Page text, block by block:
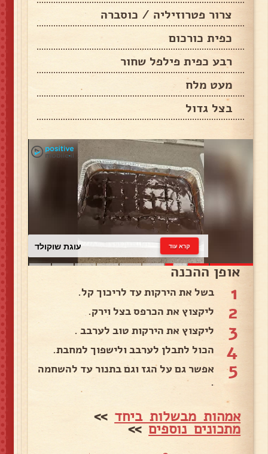
צרור פטרוזיליה / כוסברה
כפית כורכום
רבע כפית פילפל שחור
מעט מלח
בצל גדול
עוגת שוקולד קרא עוד
אופן ההכנה
1 בשל את הירקות עד לריכוך קל.
2 ליקצוץ את הכרפס בצל וירק.
3 ליקצוץ את הירקות טוב לערבב .
4 הכול לתבלן לערבב ולישפוך למחבת.
5
אפשר גם על הגז וגם בתנור עד להשחמה
.
אמהות מבשלות ביחד >>
מתכונים נוספים>>